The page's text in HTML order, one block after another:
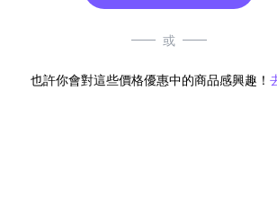
或
也許你會對這些價格優惠中的商品感興趣！